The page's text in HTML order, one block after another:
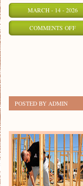
MARCH - 14 - 2026
COMMENTS OFFON
POSTED BY ADMIN